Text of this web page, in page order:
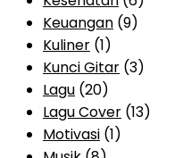
Keuangan (9)
Kuliner (1)
Kunci Gitar (3)
Lagu (20)
Lagu Cover (13)
Motivasi (1)